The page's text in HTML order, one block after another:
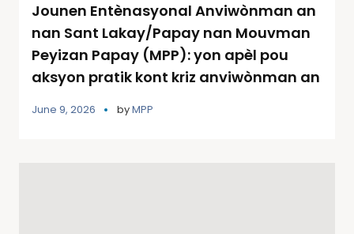
Jounen Entènasyonal Anviwònman an
nan Sant Lakay/Papay nan Mouvman
Peyizan Papay (MPP): yon apèl pou
aksyon pratik kont kriz anviwònman an
June 9, 2026 byMPP